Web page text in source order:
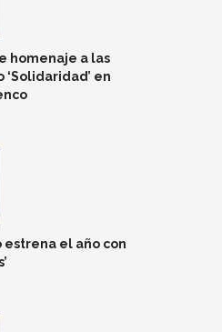
homenaje a las
en
estrena el año con